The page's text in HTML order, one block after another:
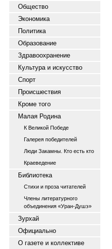
Общество
Экономика
Политика
Образование
Здравоохранение
Культура и искусство
Спорт
Происшествия
Кроме того
Малая Родина
К Великой Победе
Галерея победителей
Люди Закамны. Кто есть кто
Краеведение
Библиотека
Стихи и проза читателей
Члены литературного
объединения «Уран-Душэ»
Зурхай
Официально
О газете и коллективе